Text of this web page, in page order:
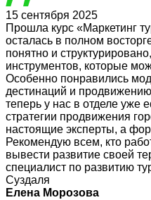
15 сентября 2025
Прошла курс «Маркетинг
осталась в полном
понятно и
инструментов, которые
Особенно понравились
дестинаций и
теперь у нас в отделе уже
стратегии продвижения
настоящие эксперты, а
Рекомендую всем, кто
вывести развитие своей
специалист по развитию
Суздаля
Елена Морозова